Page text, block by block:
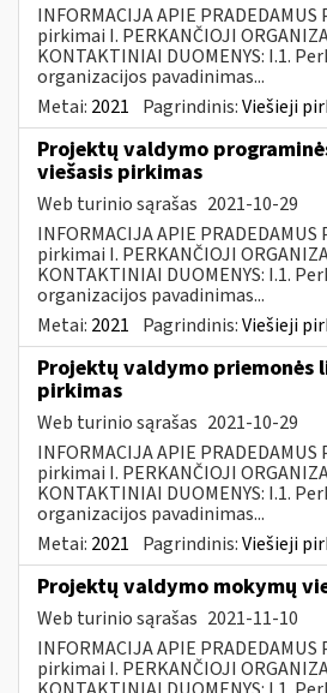
INFORMACIJA APIE
pirkimai I. PERKANČIOJI
KONTAKTINIAI DUOMENYS: I.1.
organizacijos pavadinimas...
Metai: 2021 Pagrindinis:Viešieji
Projektų valdymo
viešasis pirkimas
Web turinio sąrašas 2021-10-29
INFORMACIJA APIE
pirkimai I. PERKANČIOJI
KONTAKTINIAI DUOMENYS: I.1.
organizacijos pavadinimas...
Metai: 2021 Pagrindinis:Viešieji
Projektų valdymo priemonės
pirkimas
Web turinio sąrašas 2021-10-29
INFORMACIJA APIE
pirkimai I. PERKANČIOJI
KONTAKTINIAI DUOMENYS: I.1.
organizacijos pavadinimas...
Metai: 2021 Pagrindinis:Viešieji
Projektų valdymo mokymų
Web turinio sąrašas 2021-11-10
INFORMACIJA APIE
pirkimai I. PERKANČIOJI